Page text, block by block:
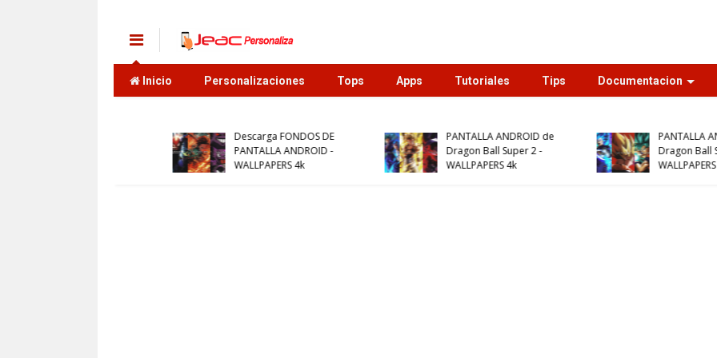
Inicio Personalizaciones Tops Apps Tutoriales Tips Documentacion
PANTALLA ANDROID de
Dragon Ball Super -
WALLPAPERS 4k
TOP 12 APLICACIONES
NUEVAS PARA ANDROID
QUE DEBES PROBAR YA!!!
Como Ver Películas y
Series Gratis en
con Box Pelis